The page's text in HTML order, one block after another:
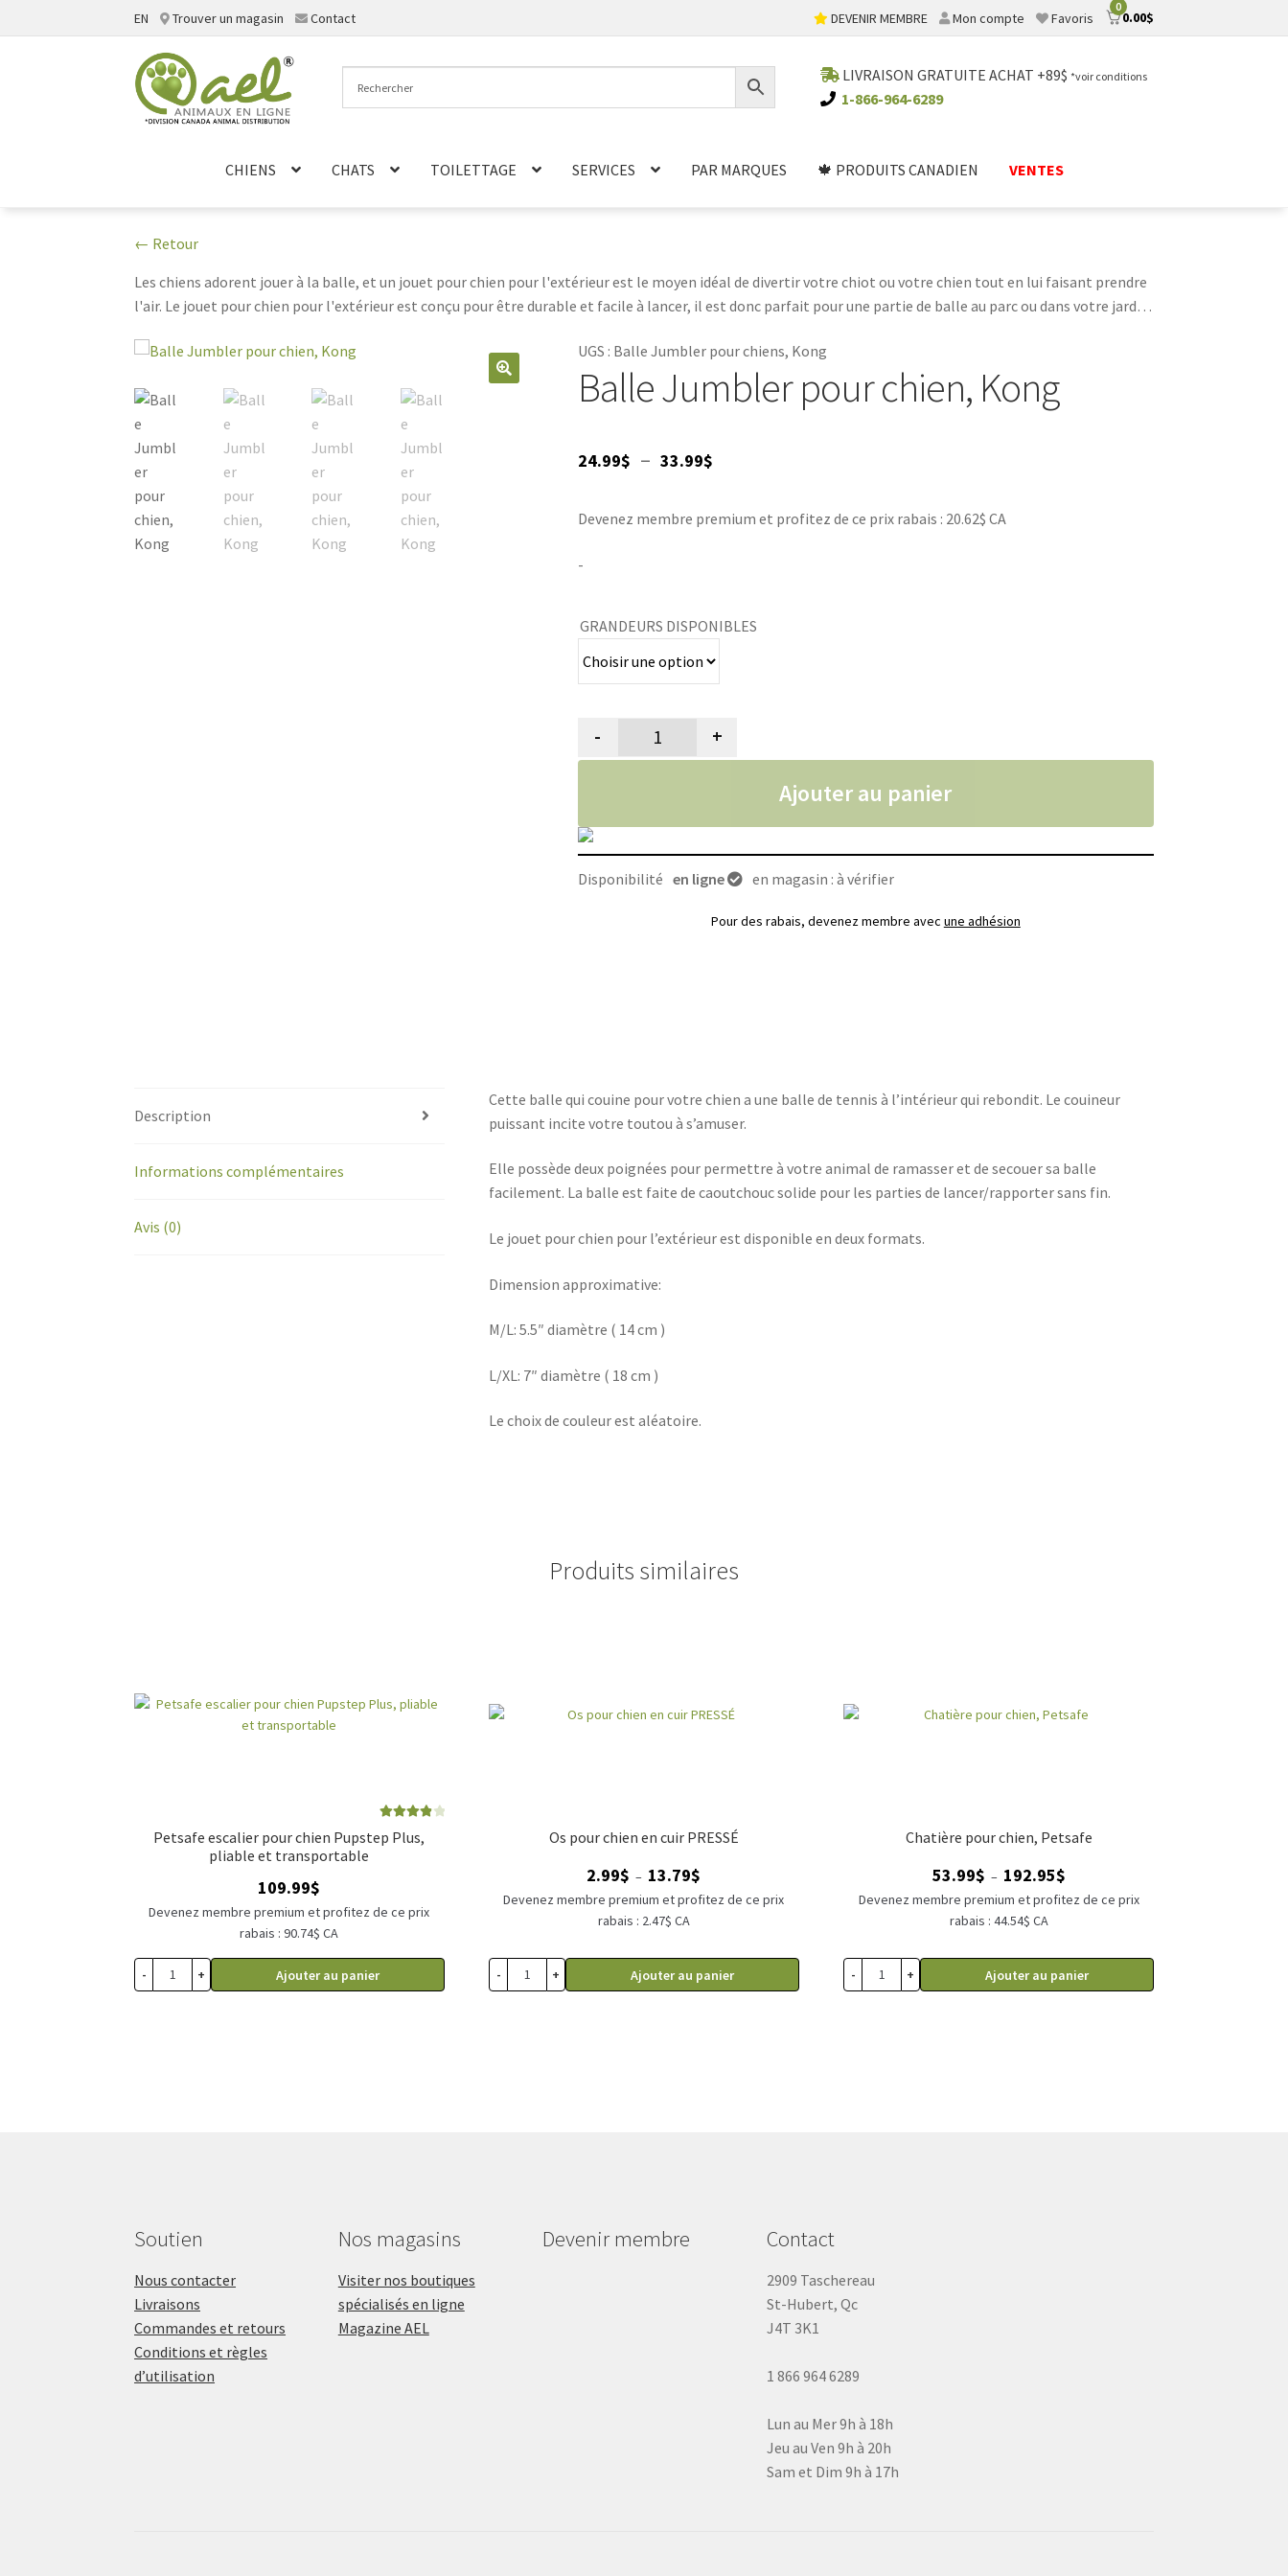
EN Trouver un magasin Contact
0
0.00$
DEVENIR MEMBRE Mon compte Favoris
Aller
à
la
Aller
au
contenu
LIVRAISON GRATUITE ACHAT +89$ *voir conditions
1-866-964-6289
CHIENS CHATS TOILETTAGE SERVICES PAR MARQUES 🍁 PRODUITS CANADIEN VENTES
← Retour
Les chiens adorent jouer à la balle, et un jouet pour chien pour l'extérieur est le moyen idéal de divertir votre chiot ou votre chien tout en lui faisant prendre
l'air. Le jouet pour chien pour l'extérieur est conçu pour être durable et facile à lancer, il est donc parfait pour une partie de balle au parc ou dans votre jardin.
caoutchouc, il existe un jouet d'extérieur parfait pour chaque animal. Alors sortez et passez du bon temps avec votre compagnon à quatre pattes.
UGS : Balle Jumbler pour chiens, Kong
Balle Jumbler pour chien, Kong
24.99$ – 33.99$Plage
prix :
33.99$
Devenez membre premium et profitez de ce prix rabais : 20.62$ CA
-
GRANDEURS DISPONIBLES
quantité de Balle Jumbler pour chien, Kong
- +
Ajouter au panier
Disponibilité en ligne en magasin : à vérifier
Pour des rabais, devenez membre avec une adhésion
Cette balle qui couine pour votre chien a une balle de tennis à l’intérieur qui rebondit. Le couineur
puissant incite votre toutou à s’amuser.
Elle possède deux poignées pour permettre à votre animal de ramasser et de secouer sa balle
facilement. La balle est faite de caoutchouc solide pour les parties de lancer/rapporter sans fin.
Le jouet pour chien pour l’extérieur est disponible en deux formats.
Dimension approximative:
M/L: 5.5″ diamètre ( 14 cm )
L/XL: 7″ diamètre ( 18 cm )
Le choix de couleur est aléatoire.
Description
Informations complémentaires
Avis (0)
Produits similaires
Petsafe escalier pour chien Pupstep Plus,
pliable et transportable
sur 5
109.99$
Devenez membre premium et profitez de ce prix
rabais : 90.74$ CA
- + Ajouter au panier
Os pour chien en cuir PRESSÉ
2.99$ – 13.79$
de
à
13.79$
Devenez membre premium et profitez de ce prix
rabais : 2.47$ CA
- + Ajouter au panier
Chatière pour chien, Petsafe
53.99$ – 192.95$Plage
à
192.95$
Devenez membre premium et profitez de ce prix
rabais : 44.54$ CA
- + Ajouter au panier
Soutien
Nous contacter
Livraisons
Commandes et retours
Conditions et règles
d’utilisation
Nos magasins
Visiter nos boutiques
spécialisés en ligne
Magazine AEL
Devenir membre Contact
2909 Taschereau
St-Hubert, Qc
J4T 3K1
1 866 964 6289
Lun au Mer 9h à 18h
Jeu au Ven 9h à 20h
Sam et Dim 9h à 17h